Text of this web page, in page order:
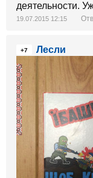
деятельности.
19.07.2015 12:15
+7 Лесли